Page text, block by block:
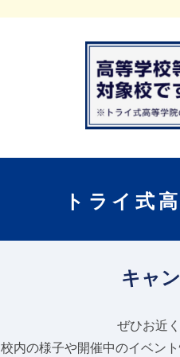
トライ式
キャ
ぜひお近
校内の様子や開催中のイベン